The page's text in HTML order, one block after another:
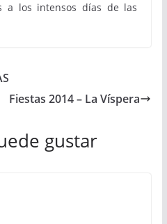
a los intensos días de las
Fiestas 2014 – La Víspera
gustar